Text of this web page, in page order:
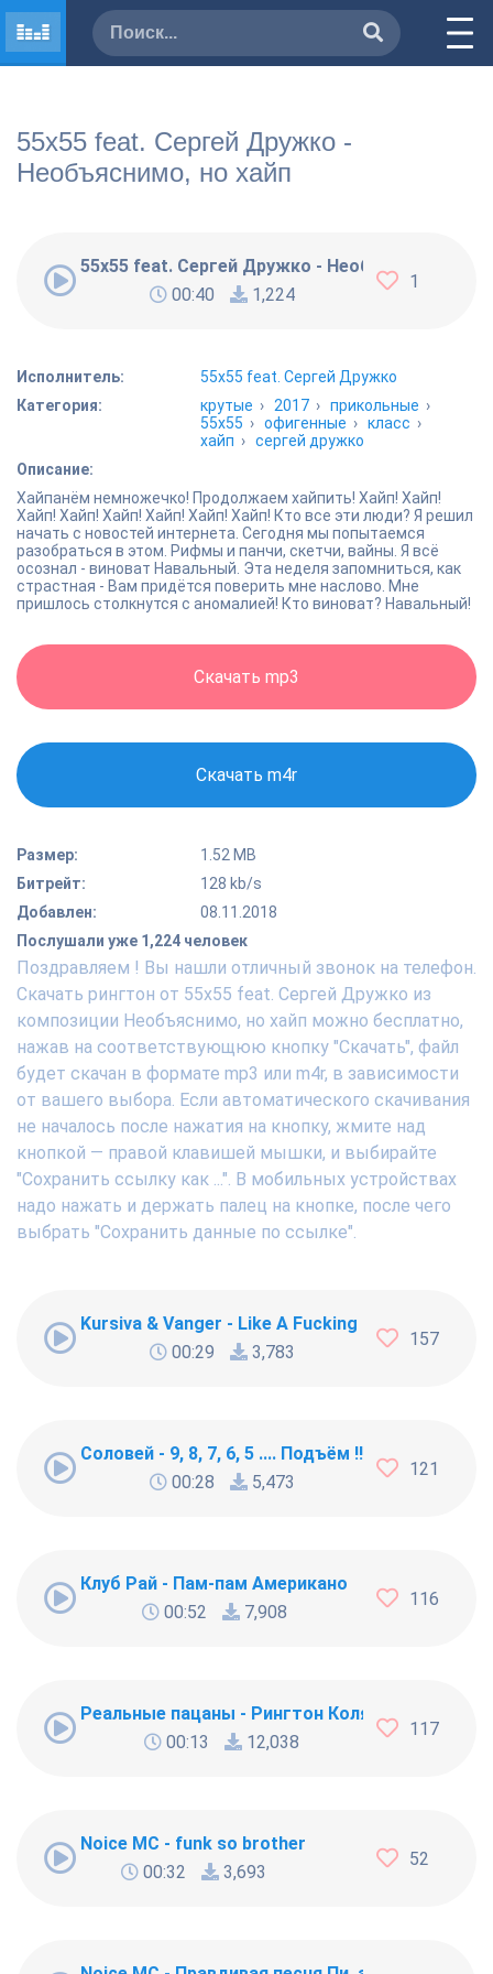
55x55 feat. Сергей Дружко -
Необъяснимо, но хайп
55x55 feat. Сергей Дружко - Необъяснимо, но
00:40
1,224
1
Исполнитель:
55x55 feat. Сергей Дружко
Категория:
крутые › 2017 ›прикольные ›
55x55 ›офигенные ›класс ›
хайп ›сергей дружко
Описание:
Хайпанём немножечко! Продолжаем хайпить! Хайп! Хайп!
Хайп! Хайп! Хайп! Хайп! Хайп! Хайп! Кто все эти люди? Я решил
начать с новостей интернета. Сегодня мы попытаемся
разобраться в этом. Рифмы и панчи, скетчи, вайны. Я всё
осознал - виноват Навальный. Эта неделя запомниться, как
страстная - Вам придётся поверить мне наслово. Мне
пришлось столкнутся с аномалией! Кто виноват? Навальный!
Скачать mp3
Скачать m4r
Размер:
1.52 MB
Битрейт:
128 kb/s
Добавлен:
08.11.2018
Послушали уже 1,224 человек
Поздравляем ! Вы нашли отличный звонок на телефон.
Скачать рингтон от 55x55 feat. Сергей Дружко из
композиции Необъяснимо, но хайп можно бесплатно,
нажав на соответствующюю кнопку "Скачать", файл
будет скачан в формате mp3 или m4r, в зависимости
от вашего выбора. Если автоматического скачивания
не началось после нажатия на кнопку, жмите над
кнопкой — правой клавишей мышки, и выбирайте
"Сохранить ссылку как ...". В мобильных устройствах
надо нажать и держать палец на кнопке, после чего
выбрать "Сохранить данные по ссылке".
Kursiva & Vanger - Like A Fucking Newbie
00:29
3,783
157
Соловей - 9, 8, 7, 6, 5 .... Подъём !!!
00:28
5,473
121
Клуб Рай - Пам-пам Американо
00:52
7,908
116
Реальные пацаны - Рингтон Коляна
00:13
12,038
117
Noice MC - funk so brother
00:32
3,693
52